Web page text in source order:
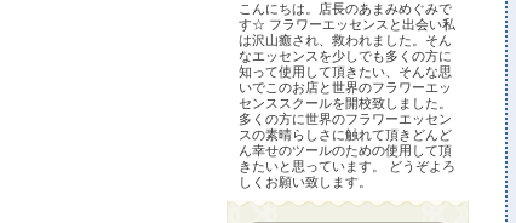
こんにちは。店長のあまみめぐみで
す☆ フラワーエッセンスと出会い私
は沢山癒され、救われました。そん
なエッセンスを少しでも多くの方に
知って使用して頂きたい、そんな思
いでこのお店と世界のフラワーエッ
センススクールを開校致しました。
多くの方に世界のフラワーエッセン
スの素晴らしさに触れて頂きどんど
ん幸せのツールのための使用して頂
きたいと思っています。 どうぞよろ
しくお願い致します。